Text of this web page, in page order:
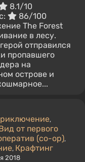
8.1/10
86/100
The Forest
в лесу.
отправился
пропавшего
на
острове и
,
от первого
(co-op),
, Крафтинг
2018